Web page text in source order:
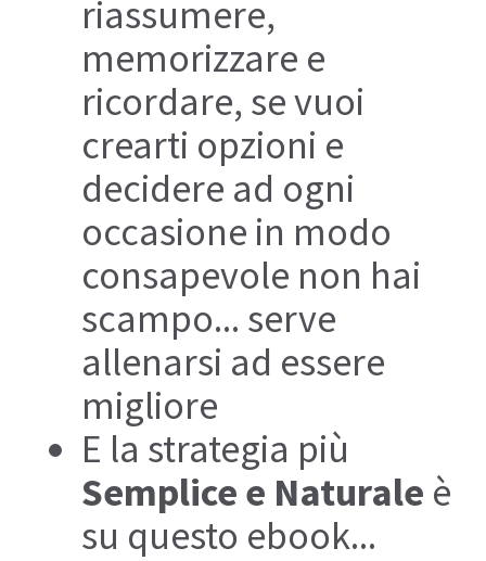
riassumere,
memorizzare e
ricordare, se vuoi
crearti opzioni e
decidere ad ogni
occasione in modo
consapevole non hai
scampo... serve
allenarsi ad essere
migliore
E la strategia più
Semplice e Naturale è
su questo ebook...